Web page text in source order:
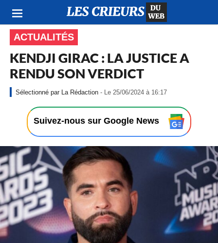
ACTUALITÉS
KENDJI GIRAC : LA JUSTICE A
RENDU SON VERDICT
La Rédaction - Le 25/06/2024 à 16:17
2
5
/
0
/
1
6
Suivez-nous sur Google News